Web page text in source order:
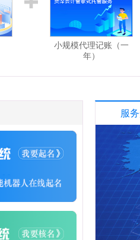
小规模代理记账（一
年）
服